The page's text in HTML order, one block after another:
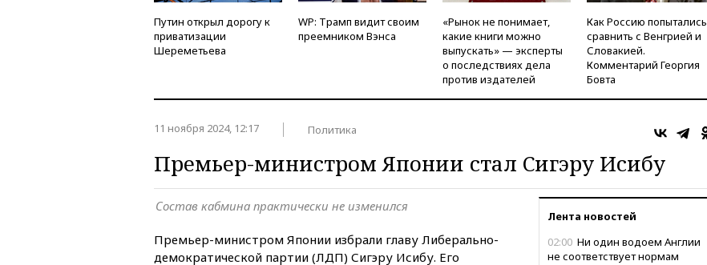
Путин открыл дорогу к
приватизации
Шереметьева
WP: Трамп видит своим
преемником Вэнса
«Рынок не понимает,
какие книги можно
выпускать» — эксперты
о последствиях дела
против издателей
Как Россию попытались
сравнить с Венгрией и
Словакией.
Комментарий Георгия
Бовта
11 ноября 2024, 12:17 Политика
Премьер-министром Японии стал Сигэру Исибу
Лента новостей
02:00 Ни один водоем Англии
не соответствует нормам
Состав кабмина практически не изменился
Премьер-министром Японии избрали главу Либерально-
демократической партии (ЛДП) Сигэру Исибу. Его